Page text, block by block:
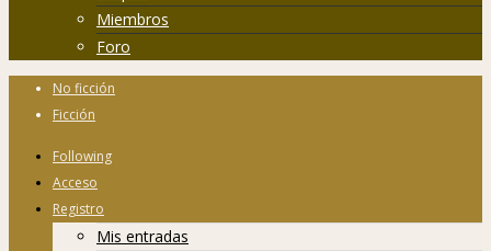
Miembros
Foro
No ficción
Ficción
Following
Acceso
Registro
Mis entradas